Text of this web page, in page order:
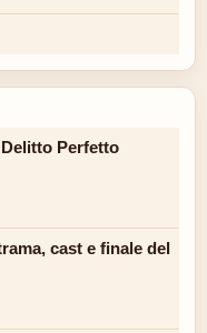
Perfetto
cast e finale del